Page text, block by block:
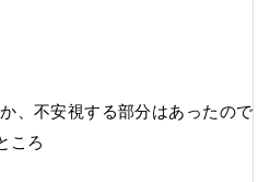
、不安視する部分はあったので
ころ